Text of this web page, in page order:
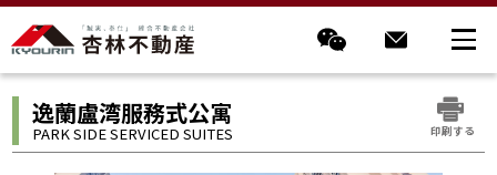
逸蘭盧湾服務式公寓
PARK SIDE SERVICED SUITES 印刷する